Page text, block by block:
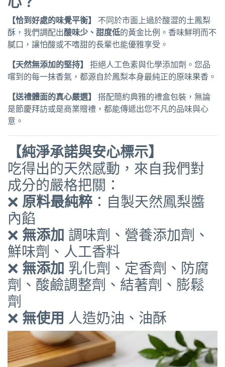
【恰到好處的味覺平衡】
不同於市面上過於酸澀的土鳳梨
酥，我們調配出酸味少、甜度低的黃金比例。香味鮮明而不
膩口，讓怕酸或不嗜甜的長輩也能優雅享受。
【天然無添加的堅持】
拒絕人工色素與化學添加劑。您品
嚐到的每一抹香氣，都源自於鳳梨本身最純正的原味果香。
【送禮體面的真心嚴選】
搭配簡約典雅的禮盒包裝，無論
是節慶拜訪或是商業贈禮，都能傳遞出您不凡的品味與心
意。
【純淨承諾與安心標示】
吃得出的天然感動，來自我們對
成分的嚴格把關：
❌ 原料最純粹 ：自製天然鳳梨醬
內餡
❌ 無添加 調味劑、營養添加劑、
鮮味劑、人工香料
❌ 無添加 乳化劑、定香劑、防腐
劑、酸鹼調整劑、結著劑、膨鬆
劑
❌ 無使用 人造奶油、油酥